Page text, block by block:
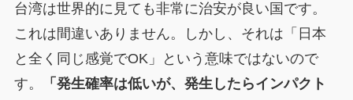
台湾は世界的に見ても非常に治安が良い国です。
これは間違いありません。しかし、それは「日本
と全く同じ感覚でOK」という意味ではないので
す。
「発生確率は低いが、発生したらインパクト